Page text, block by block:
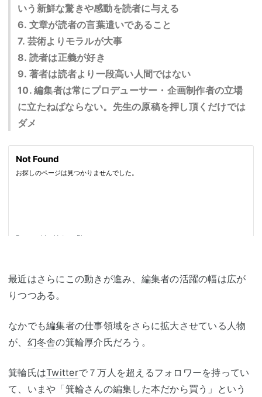
いう新鮮な驚きや感動を読者に与える
6. 文章が読者の言葉遣いであること
7. 芸術よりモラルが大事
8. 読者は正義が好き
9. 著者は読者より一段高い人間ではない
10. 編集者は常にプロデューサー・企画制作者の立場
に立たねばならない。先生の原稿を押し頂くだけでは
ダメ
最近はさらにこの動きが進み、編集者の活躍の幅は広が
りつつある。
なかでも編集者の仕事領域をさらに拡大させている人物
が、 幻冬舎の箕輪厚介氏だろう。
箕輪氏はTwitterで７万人を超えるフォロワーを持ってい
て、いまや「箕輪さんの編集した本だから買う」という